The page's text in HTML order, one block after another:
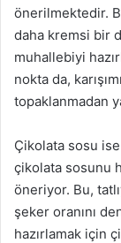
önerilmektedir.
daha kremsi bir
muhallebiyi
nokta da,
topaklanmadan
Çikolata sosu ise
çikolata sosunu
öneriyor. Bu,
şeker oranını
hazırlamak için